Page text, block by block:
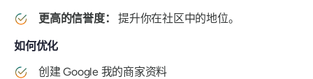
更高的信誉度：
提升你在社区中的地位。
如何优化
创建 Google 我的商家资料